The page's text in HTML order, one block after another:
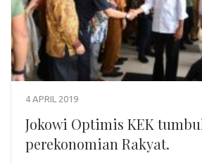
4 APRIL 2019
Jokowi Optimis KEK
perekonomian Rakyat.